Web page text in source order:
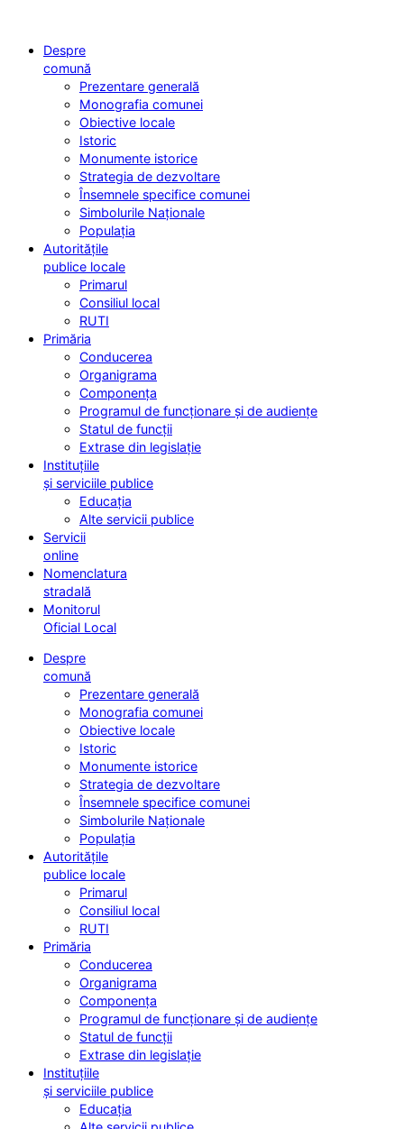
Despre
comună
Prezentare generală
Monografia comunei
Obiective locale
Istoric
Monumente istorice
Strategia de dezvoltare
Însemnele specifice comunei
Simbolurile Naționale
Populația
Autoritățile
publice locale
Primarul
Consiliul local
RUTI
Primăria
Conducerea
Organigrama
Componența
Programul de funcționare și de audiențe
Statul de funcții
Extrase din legislație
Instituțiile
și serviciile publice
Educația
Alte servicii publice
Servicii
online
Nomenclatura
stradală
Monitorul
Oficial Local
Despre
comună
Prezentare generală
Monografia comunei
Obiective locale
Istoric
Monumente istorice
Strategia de dezvoltare
Însemnele specifice comunei
Simbolurile Naționale
Populația
Autoritățile
publice locale
Primarul
Consiliul local
RUTI
Primăria
Conducerea
Organigrama
Componența
Programul de funcționare și de audiențe
Statul de funcții
Extrase din legislație
Instituțiile
și serviciile publice
Educația